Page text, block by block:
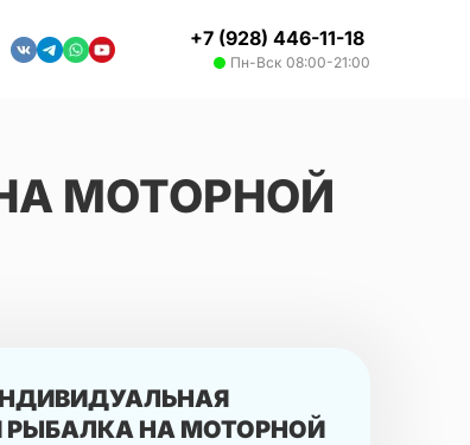
+7 (928) 446-11-18
Пн-Вск 08:00-21:00
МОТОРНОЙ
РЫБАЛКА НА МОТОРНОЙ